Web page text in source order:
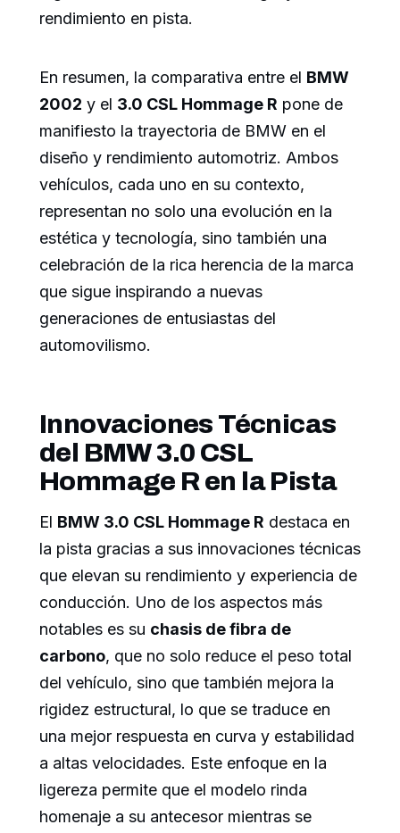
rendimiento en pista.
En resumen, la comparativa entre el BMW
2002 y el 3.0 CSL Hommage R pone de
manifiesto la trayectoria de BMW en el
diseño y rendimiento automotriz. Ambos
vehículos, cada uno en su contexto,
representan no solo una evolución en la
estética y tecnología, sino también una
celebración de la rica herencia de la marca
que sigue inspirando a nuevas
generaciones de entusiastas del
automovilismo.
Innovaciones Técnicas
del BMW 3.0 CSL
Hommage R en la Pista
El BMW 3.0 CSL Hommage R destaca en
la pista gracias a sus innovaciones técnicas
que elevan su rendimiento y experiencia de
conducción. Uno de los aspectos más
notables es su chasis de fibra de
carbono, que no solo reduce el peso total
del vehículo, sino que también mejora la
rigidez estructural, lo que se traduce en
una mejor respuesta en curva y estabilidad
a altas velocidades. Este enfoque en la
ligereza permite que el modelo rinda
homenaje a su antecesor mientras se